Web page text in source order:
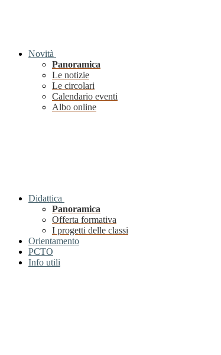
Novità
Panoramica
Le notizie
Le circolari
Calendario eventi
Albo online
Didattica
Panoramica
Offerta formativa
I progetti delle classi
Orientamento
PCTO
Info utili